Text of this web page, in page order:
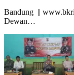
Bandung ||
Dewan…